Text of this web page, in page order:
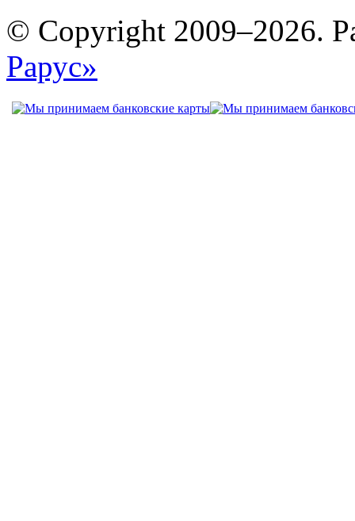
© Copyright 2009–2026.
Рарус»